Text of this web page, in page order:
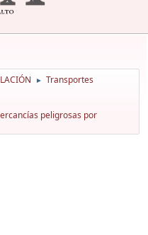
► Transportes
peligrosas por